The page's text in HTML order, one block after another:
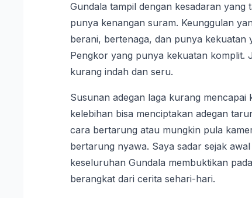
Gundala tampil dengan kesadaran yang
punya kenangan suram. Keunggulan
berani, bertenaga, dan punya kekuatan
Pengkor yang punya kekuatan komplit.
kurang indah dan seru.
Susunan adegan laga kurang
kelebihan bisa menciptakan adegan
cara bertarung atau mungkin pula
bertarung nyawa. Saya sadar sejak
keseluruhan Gundala membuktikan
berangkat dari cerita sehari-hari.